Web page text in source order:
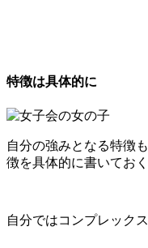
特徴は具体的に
自分の強みとなる特徴
徴を具体的に書いておく
自分ではコンプレック